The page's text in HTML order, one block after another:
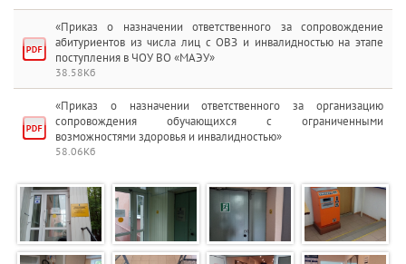
«Приказ о назначении ответственного за сопровождение
абитуриентов из числа лиц с ОВЗ и инвалидностью на этапе
поступления в ЧОУ ВО «МАЭУ»
38.58Кб
«Приказ о назначении ответственного за организацию
сопровождения обучающихся с ограниченными
возможностями здоровья и инвалидностью»
58.06Кб